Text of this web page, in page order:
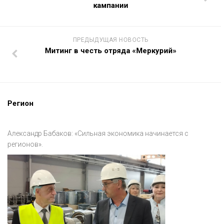
кампании
ПРЕДЫДУЩАЯ НОВОСТЬ
Митинг в честь отряда «Меркурий»
Регион
Александр Бабаков: «Сильная экономика начинается с
регионов».